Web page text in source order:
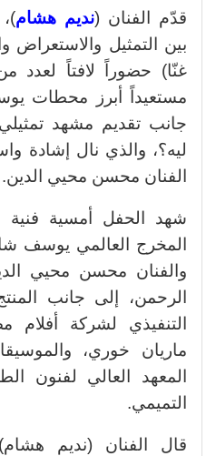
قدّم الفنان (نديم هشام
بين التمثيل والاستعراض
غنّا) حضوراً لافتاً لعدد
مستعيداً أبرز محطات
جانب تقديم مشهد
ليه؟، والذي نال إشادة
الفنان محسن محيي الدين.
شهد الحفل أمسية فنية
المخرج العالمي يوسف
والفنان محسن محيي
الرحمن، إلى جانب
التنفيذي لشركة أفلام
ماريان خوري،
المعهد العالي لفنون
التميمي.
قال الفنان (نديم